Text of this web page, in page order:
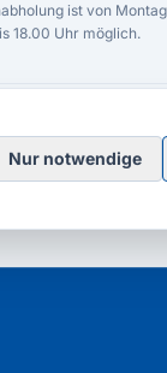
ist von
18.00 Uhr möglich.
Nur notwendige